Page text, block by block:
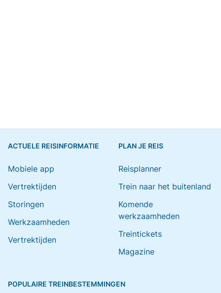
ACTUELE REISINFORMATIE
Mobiele app
Vertrektijden
Storingen
Werkzaamheden
Vertrektijden
PLAN JE REIS
Reisplanner
Trein naar het buitenland
Komende
werkzaamheden
Treintickets
Magazine
POPULAIRE TREINBESTEMMINGEN